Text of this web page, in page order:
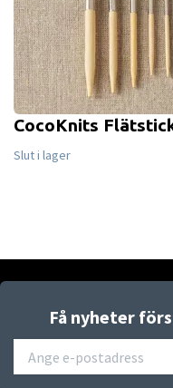
CocoKnits
Slut i lager
Få nyheter